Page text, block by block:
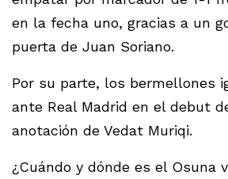
en la fecha uno, gracias a un
puerta de Juan Soriano.
Por su parte, los bermellones
ante Real Madrid en el debut
anotación de Vedat Muriqi.
¿Cuándo y dónde es el Osuna